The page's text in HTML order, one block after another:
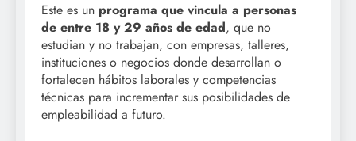
Este es un programa que vincula a personas
de entre 18 y 29 años de edad, que no
estudian y no trabajan, con empresas, talleres,
instituciones o negocios donde desarrollan o
fortalecen hábitos laborales y competencias
técnicas para incrementar sus posibilidades de
empleabilidad a futuro.